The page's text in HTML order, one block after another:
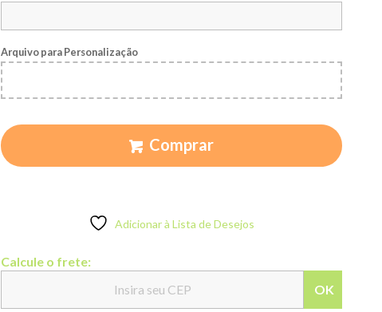
Arquivo para Personalização
Comprar
Adicionar à Lista de Desejos
Calcule o frete:
OK